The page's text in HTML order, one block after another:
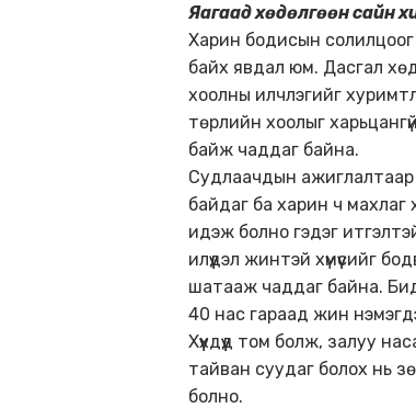
Яагаад хөдөлгөөн сайн
Харин бодисын солилцоог
байх явдал юм. Дасгал
хоолны илчлэгийг
төрлийн хоолыг
байж чаддаг байна.
Судлаачдын ажиглалтаар
байдаг ба харин ч махлаг
идэж болно гэдэг
илүүдэл жинтэй хүмүүсийг
шатааж чаддаг байна.
40 нас гараад жин
Хүүхдүүд том болж, залуу
тайван суудаг болох нь
болно.